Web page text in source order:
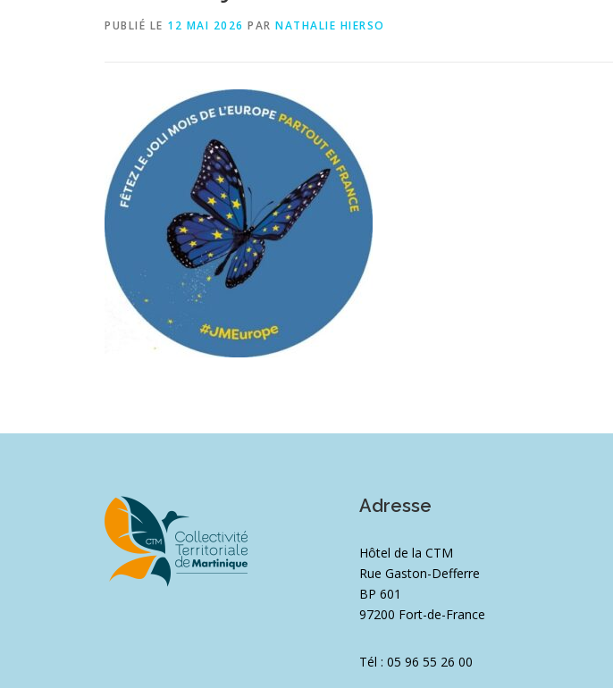
PUBLIÉ LE 12 MAI 2026 PAR NATHALIE HIERSO
Adresse
Hôtel de la CTM
Rue Gaston-Defferre
BP 601
97200 Fort-de-France
Tél : 05 96 55 26 00